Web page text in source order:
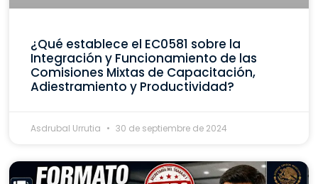
¿Qué establece el EC0581 sobre la
Integración y Funcionamiento de las
Comisiones Mixtas de Capacitación,
Adiestramiento y Productividad?
Asdrubal Urrutia 30 de septiembre de 2024